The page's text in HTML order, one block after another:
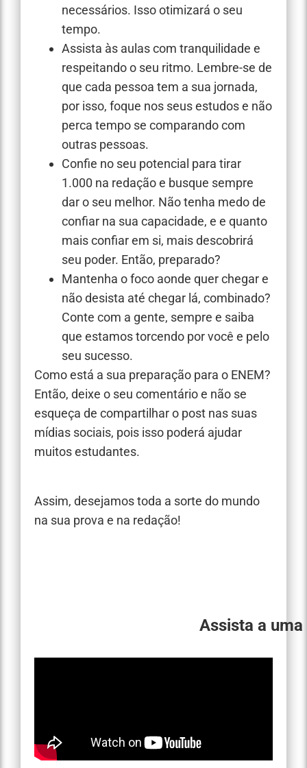
necessários. Isso otimizará o seu
tempo.
Assista às aulas com tranquilidade e
respeitando o seu ritmo. Lembre-se de
que cada pessoa tem a sua jornada,
por isso, foque nos seus estudos e não
perca tempo se comparando com
outras pessoas.
Confie no seu potencial para tirar
1.000 na redação e busque sempre
dar o seu melhor. Não tenha medo de
confiar na sua capacidade, e e quanto
mais confiar em si, mais descobrirá
seu poder. Então, preparado?
Mantenha o foco aonde quer chegar e
não desista até chegar lá, combinado?
Conte com a gente, sempre e saiba
que estamos torcendo por você e pelo
seu sucesso.
Como está a sua preparação para o ENEM?
Então, deixe o seu comentário e não se
esqueça de compartilhar o post nas suas
mídias sociais, pois isso poderá ajudar
muitos estudantes.
Assim, desejamos toda a sorte do mundo
na sua prova e na redação!
Assista a